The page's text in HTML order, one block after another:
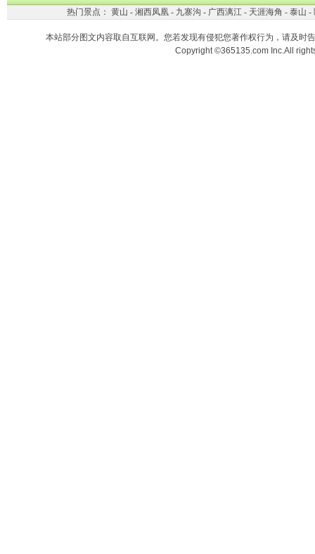
热门景点： 黄山 - 湘西凤凰- 九寨沟 - 广西漓江- 天涯海角 - 泰山 -
本站部分图文内容取自互联网。您若发现有侵犯您著作权行为，请及时
Copyright ©365135.com Inc.All